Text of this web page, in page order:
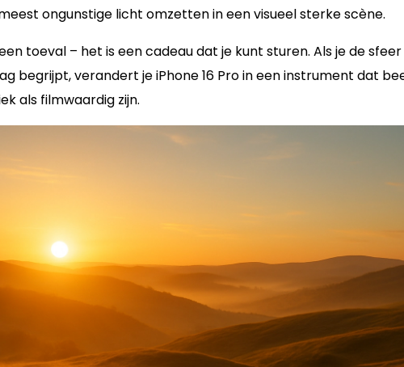
ongunstige licht omzetten in een visueel sterke scène.
toeval – het is een cadeau dat je kunt sturen. Als je de
begrijpt, verandert je iPhone 16 Pro in een instrument dat
als filmwaardig zijn.